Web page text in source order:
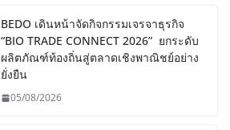
BEDO เดินหน้าจัดกิจกรรมเจรจาธุรกิจ
“BIO TRADE CONNECT 2026” ยกระดับ
ผลิตภัณฑ์ท้องถิ่นสู่ตลาดเชิงพาณิชย์อย่าง
ยั่งยืน
05/08/2026